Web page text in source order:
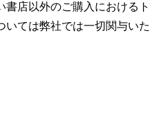
書店以外のご購入におけるト
いては弊社では一切関与いた